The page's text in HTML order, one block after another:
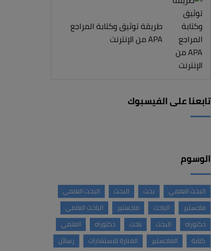
طريقة توثيق وكتابة المراجع
APA من الإنترنت
تابعنا على الفيسبوك
الوسوم
البحث العلمي بحث البحث
البحث العلمي
ماجستير
الباحث ماجستير
الباحث العلمي
دكتوراه
البحث باحث دكتوراه
العلمي
كتابة
الماجستير المنارة للاستشارات رسائل